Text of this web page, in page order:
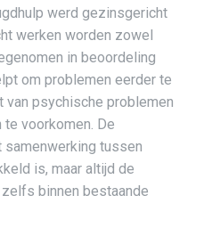
werd gezinsgericht
werken worden zowel
in beoordeling
om problemen eerder te
van psychische problemen
te voorkomen. De
samenwerking tussen
is, maar altijd de
binnen bestaande